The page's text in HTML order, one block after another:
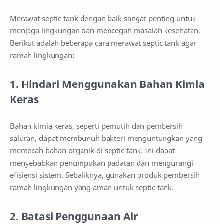
Merawat septic tank dengan baik sangat penting untuk
menjaga lingkungan dan mencegah masalah kesehatan.
Berikut adalah beberapa cara merawat septic tank agar
ramah lingkungan:
1. Hindari Menggunakan Bahan Kimia
Keras
Bahan kimia keras, seperti pemutih dan pembersih
saluran, dapat membunuh bakteri menguntungkan yang
memecah bahan organik di septic tank. Ini dapat
menyebabkan penumpukan padatan dan mengurangi
efisiensi sistem. Sebaliknya, gunakan produk pembersih
ramah lingkungan yang aman untuk septic tank.
2. Batasi Penggunaan Air